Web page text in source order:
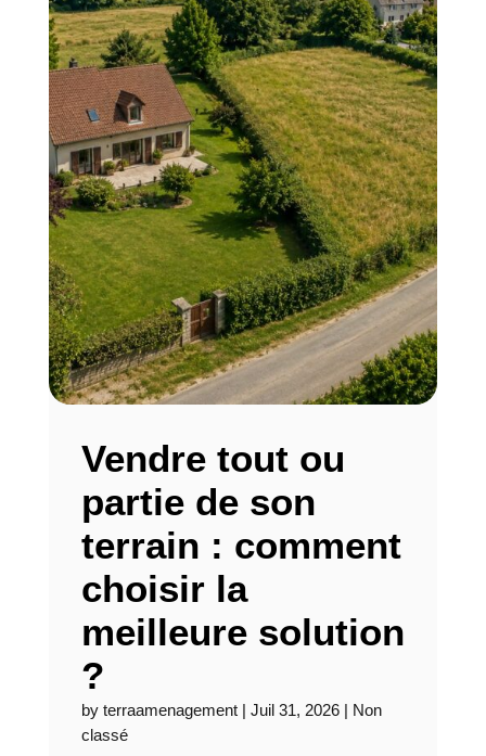
Vendre tout ou
partie de son
terrain : comment
choisir la
meilleure solution
?
by terraamenagement| Juil 31, 2026| Non
classé